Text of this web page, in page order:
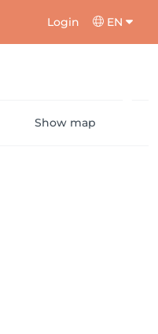
Login EN
Show map